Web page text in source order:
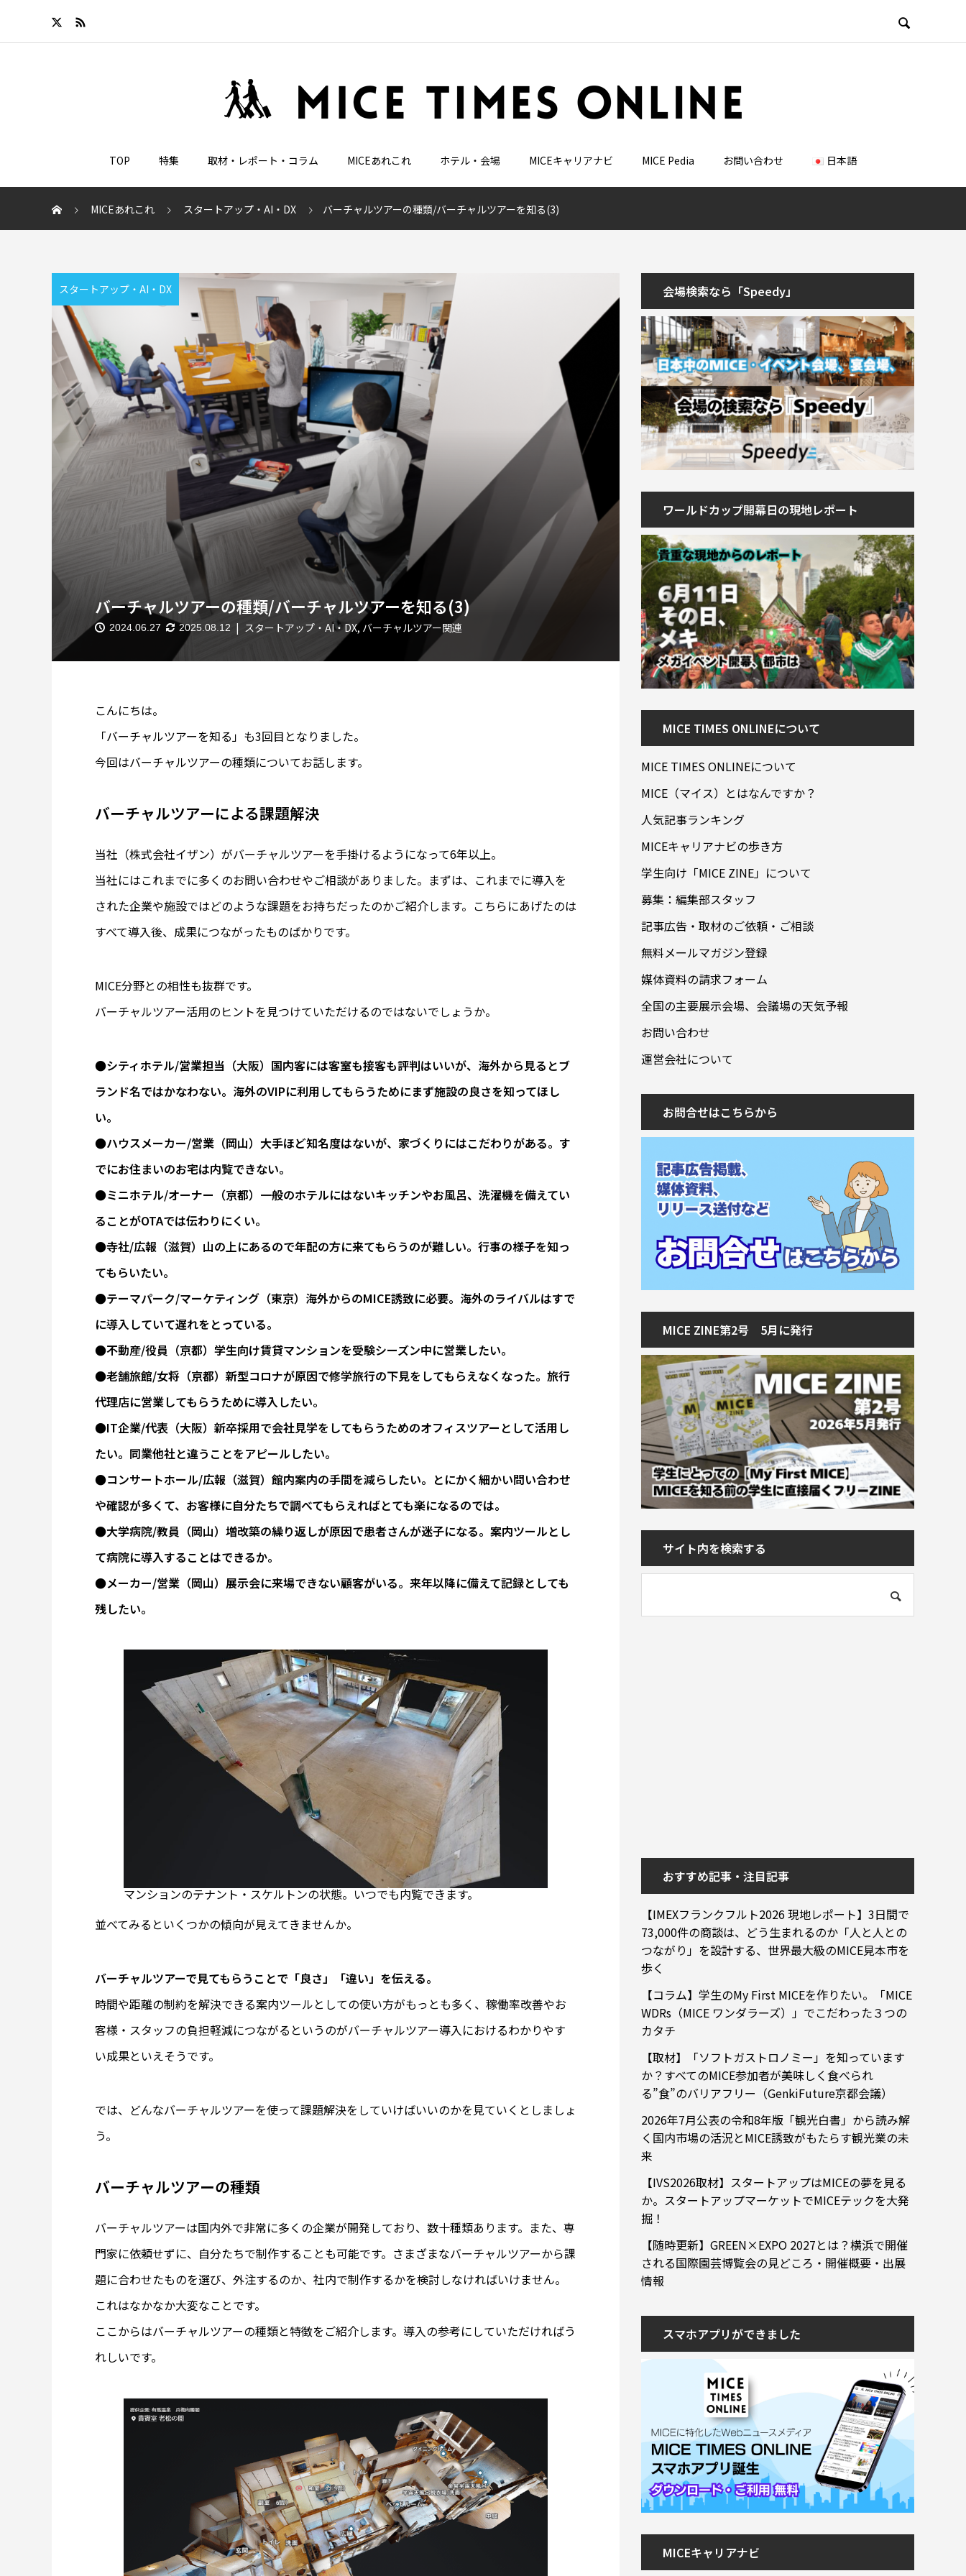

TOP 特集 取材・レポート・コラム MICEあれこれ ホテル・会場 MICEキャリアナビ MICE Pedia お問い合わせ 日本語
MICEあれこれ スタートアップ・AI・DX バーチャルツアーの種類/バーチャルツアーを知る(3)
スタートアップ・AI・DX
バーチャルツアーの種類/バーチャルツアーを知る(3)
2024.06.27 2025.08.12 スタートアップ・AI・DX, バーチャルツアー関連
こんにちは。
「バーチャルツアーを知る」も3回目となりました。
今回はバーチャルツアーの種類についてお話します。
バーチャルツアーによる課題解決
当社（株式会社イザン）がバーチャルツアーを手掛けるようになって6年以上。
当社にはこれまでに多くのお問い合わせやご相談がありました。まずは、これまでに導入を
された企業や施設ではどのような課題をお持ちだったのかご紹介します。こちらにあげたのは
すべて導入後、成果につながったものばかりです。
MICE分野との相性も抜群です。
バーチャルツアー活用のヒントを見つけていただけるのではないでしょうか。
●シティホテル/営業担当（大阪）国内客には客室も接客も評判はいいが、海外から見るとブ
ランド名ではかなわない。海外のVIPに利用してもらうためにまず施設の良さを知ってほし
い。
●ハウスメーカー/営業（岡山）大手ほど知名度はないが、家づくりにはこだわりがある。す
でにお住まいのお宅は内覧できない。
●ミニホテル/オーナー（京都）一般のホテルにはないキッチンやお風呂、洗濯機を備えてい
ることがOTAでは伝わりにくい。
●寺社/広報（滋賀）山の上にあるので年配の方に来てもらうのが難しい。行事の様子を知っ
てもらいたい。
●テーマパーク/マーケティング（東京）海外からのMICE誘致に必要。海外のライバルはすで
に導入していて遅れをとっている。
●不動産/役員（京都）学生向け賃貸マンションを受験シーズン中に営業したい。
●老舗旅館/女将（京都）新型コロナが原因で修学旅行の下見をしてもらえなくなった。旅行
代理店に営業してもらうために導入したい。
●IT企業/代表（大阪）新卒採用で会社見学をしてもらうためのオフィスツアーとして活用し
たい。同業他社と違うことをアピールしたい。
●コンサートホール/広報（滋賀）館内案内の手間を減らしたい。とにかく細かい問い合わせ
や確認が多くて、お客様に自分たちで調べてもらえればとても楽になるのでは。
●大学病院/教員（岡山）増改築の繰り返しが原因で患者さんが迷子になる。案内ツールとし
て病院に導入することはできるか。
●メーカー/営業（岡山）展示会に来場できない顧客がいる。来年以降に備えて記録としても
残したい。
マンションのテナント・スケルトンの状態。いつでも内覧できます。
並べてみるといくつかの傾向が見えてきませんか。
バーチャルツアーで見てもらうことで「良さ」「違い」を伝える。
時間や距離の制約を解決できる案内ツールとしての使い方がもっとも多く、稼働率改善やお
客様・スタッフの負担軽減につながるというのがバーチャルツアー導入におけるわかりやす
い成果といえそうです。
では、どんなバーチャルツアーを使って課題解決をしていけばいいのかを見ていくとしましょ
う。
バーチャルツアーの種類
バーチャルツアーは国内外で非常に多くの企業が開発しており、数十種類あります。また、専
門家に依頼せずに、自分たちで制作することも可能です。さまざまなバーチャルツアーから課
題に合わせたものを選び、外注するのか、社内で制作するかを検討しなければいけません。
これはなかなか大変なことです。
ここからはバーチャルツアーの種類と特徴をご紹介します。導入の参考にしていただければう
れしいです。
会場検索なら「Speedy」
ワールドカップ開幕日の現地レポート
MICE TIMES ONLINEについて
MICE TIMES ONLINEについて
MICE（マイス）とはなんですか？
人気記事ランキング
MICEキャリアナビの歩き方
学生向け「MICE ZINE」について
募集：編集部スタッフ
記事広告・取材のご依頼・ご相談
無料メールマガジン登録
媒体資料の請求フォーム
全国の主要展示会場、会議場の天気予報
お問い合わせ
運営会社について
お問合せはこちらから
MICE ZINE第2号 5月に発行
サイト内を検索する
おすすめ記事・注目記事
【IMEXフランクフルト2026 現地レポート】3日間で
73,000件の商談は、どう生まれるのか「人と人との
つながり」を設計する、世界最大級のMICE見本市を
歩く
【コラム】学生のMy First MICEを作りたい。「MICE
WDRs（MICE ワンダラーズ）」でこだわった３つの
カタチ
【取材】「ソフトガストロノミー」を知っています
か？すべてのMICE参加者が美味しく食べられ
る”食”のバリアフリー（GenkiFuture京都会議）
2026年7月公表の令和8年版「観光白書」から読み解
く国内市場の活況とMICE誘致がもたらす観光業の未
来
【IVS2026取材】スタートアップはMICEの夢を見る
か。スタートアップマーケットでMICEテックを大発
掘！
【随時更新】GREEN×EXPO 2027とは？横浜で開催
される国際園芸博覧会の見どころ・開催概要・出展
情報
スマホアプリができました
MICEキャリアナビ